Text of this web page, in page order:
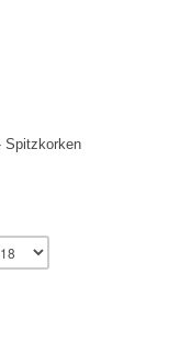
Spitzkorken